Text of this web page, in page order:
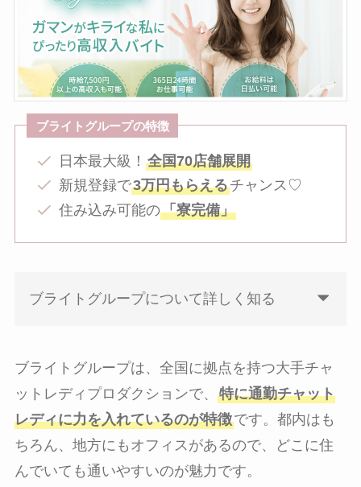
ブライトグループの特徴
日本最大級！ 全国70店舗展開
新規登録で3万円もらえるチャンス♡
住み込み可能の「寮完備」
ブライトグループについて詳しく知る
ブライトグループは、全国に拠点を持つ大手チャ
ットレディプロダクションで、 特に通勤チャット
レディに力を入れているのが特徴です。都内はも
ちろん、地方にもオフィスがあるので、どこに住
んでいても通いやすいのが魅力です。